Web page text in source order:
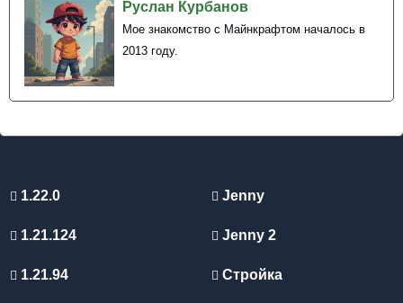
Руслан Курбанов
Мое знакомство с Майнкрафтом началось в
2013 году.
1.22.0
1.21.124
1.21.94
Jenny
Jenny 2
Стройка